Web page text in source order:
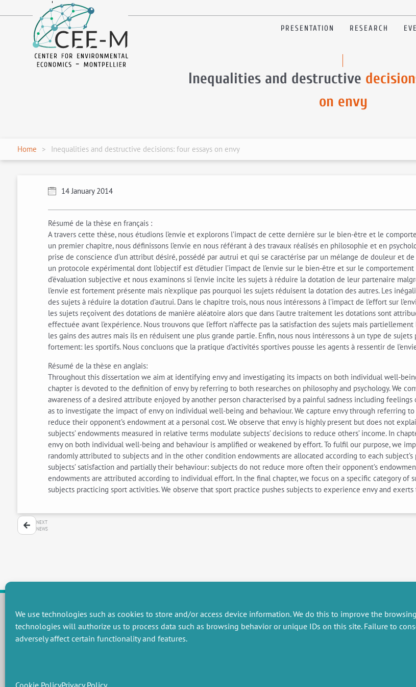
We use technologies such as cookies to store and/or access device information. We do this to improve the
technologies will authorize us to process data such as browsing behavior or unique IDs on this site. Failure to
adversely affect certain functionality and features.
Cookie PolicyPrivacy Policy
en
PRESENTATION RESEARCH
Inequalities and destructive
on envy
Home Inequalities and destructive decisions: four essays on envy
14 January 2014
Résumé de la thèse en français :
A travers cette thèse, nous étudions l’envie et explorons l’impact de cette dernière sur le bien-être et le
un premier chapitre, nous définissons l’envie en nous référant à des travaux réalisés en philosophie et en
prise de conscience d’un attribut désiré, possédé par autrui et qui se caractérise par un mélange de douleur et
un protocole expérimental dont l’objectif est d’étudier l’impact de l’envie sur le bien-être et sur le
d’évaluation subjective et nous examinons si l’envie incite les sujets à réduire la dotation de leur partenaire
l’envie est fortement présente mais n’explique pas pourquoi les sujets réduisent la dotation des autres. Les
des sujets à réduire la dotation d’autrui. Dans le chapitre trois, nous nous intéressons à l’impact de l’effort sur
les sujets reçoivent des dotations de manière aléatoire alors que dans l’autre traitement les dotations sont
effectuée avant l’expérience. Nous trouvons que l’effort n’affecte pas la satisfaction des sujets mais
les gains des autres mais ils en réduisent une plus grande partie. Enfin, nous nous intéressons à un type de
fortement: les sportifs. Nous concluons que la pratique d’activités sportives pousse les agents à ressentir de
Résumé de la thèse en anglais:
Throughout this dissertation we aim at identifying envy and investigating its impacts on both individual well-
chapter is devoted to the definition of envy by referring to both researches on philosophy and psychology. We
awareness of a desired attribute enjoyed by another person characterised by a painful sadness including
as to investigate the impact of envy on individual well-being and behaviour. We capture envy through referring
reduce their opponent’s endowment at a personal cost. We observe that envy is highly present but does not
subjects’ endowments measured in relative terms modulate subjects’ decisions to reduce others’ income. In
envy on both individual well-being and behaviour is amplified or weakened by effort. To fulfil our purpose, we
randomly attributed to subjects and in the other condition endowments are allocated according to each
subjects’ satisfaction and partially their behaviour: subjects do not reduce more often their opponent’s
endowments are attributed according to individual effort. In the final chapter, we focus on a specific category
subjects practicing sport activities. We observe that sport practice pushes subjects to experience envy and
NEXT
NEWS
RESEARCH GROUPS RESEARCH